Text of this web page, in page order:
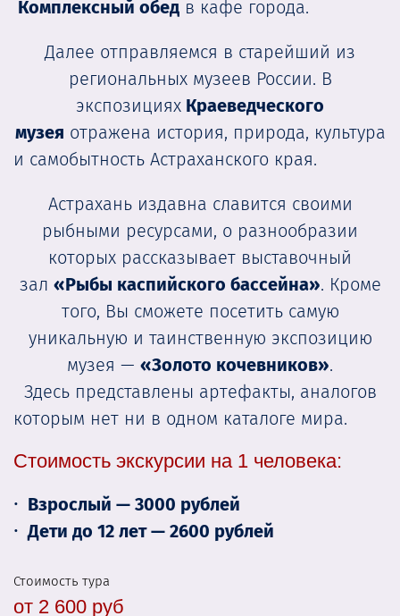
Комплексный обед в кафе города.
Далее отправляемся в старейший из
региональных музеев России. В
экспозициях Краеведческого
музея отражена история, природа, культура
и самобытность Астраханского края.
Астрахань издавна славится своими
рыбными ресурсами, о разнообразии
которых рассказывает выставочный
зал «Рыбы каспийского бассейна». Кроме
того, Вы сможете посетить самую
уникальную и таинственную экспозицию
музея — «Золото кочевников».
Здесь представлены артефакты, аналогов
которым нет ни в одном каталоге мира.
Стоимость экскурсии на 1 человека:
Взрослый — 3000 рублей
Дети до 12 лет — 2600 рублей
Стоимость тура
от 2 600 руб